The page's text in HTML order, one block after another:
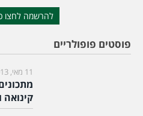
להרשמה לחצו
פוסטים פופולריים
11 מאי, 2013
קינואה